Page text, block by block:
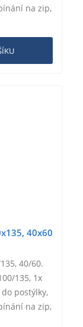
na zip,
40x60
40/60.
135, 1x
postýlky,
na zip,